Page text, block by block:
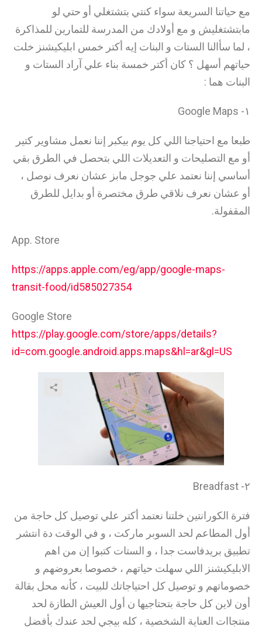
مع حياتنا السريعة سواء كنتي بتشتغلي أو حتي لو
مابتشتغليش و مع أولادك من المدرسة للتمارين للمذاكرة
، لما سأالنا الستات و البنات إيه أكتر خمس ابليكيشنز خلت
حياتهم أسهل ؟ كان أكتر خمسة بناء علي آراد الستات و
البنات هما :
١- Google Maps
طبعا مع احتياجنا اللي كل يوم بيكبر إننا نعمل مشاوير كتير
أو مع التصليحات و التعديلات اللي بتحصل في الطرق بقي
أساسي إننا نعتمد علي جوجل مابز عشان نعرف نوصل ،
أو عشان نعرف نلاقي طرق مختصرة أو بدايل للطرق
المقفولة.
App. Store
https://apps.apple.com/eg/app/google-maps-
transit-food/id585027354
Google Store
https://play.google.com/store/apps/details?
id=com.google.android.apps.maps&hl=ar&gl=US
٢- Breadfast
فترة الكورانتين خلتنا نعتمد أكتر علي توصيل كل حاجة من
أول المطاعم لحد السوبر ماركت ، و في الوقت دة انتشر
تطبيق بريدفاست جدا ، و الستات كتبوا إن من اهم
الابليكيشنز اللي سهلت حياتهم ، خصوصا بعروضهم و
خصوماتهم و توصيل كل احتياجاتك للبيت ، كأنه محل بقالة
أون لاين كل حاجة بتحتاجيها ن أول العيش الطازة لحد
منتجاات العناية الشخصية ، كله بيجي لحد عندك بأفضل